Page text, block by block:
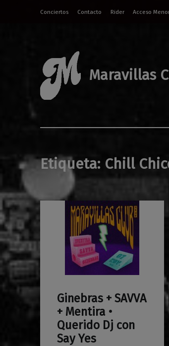
Conciertos
Contacto Rider Acceso
Maravillas
Etiqueta: Chill
Ginebras + SAVVA
+ Mentira •
Querido Dj con
Say Yes
28/10/2019
0
Maravillas